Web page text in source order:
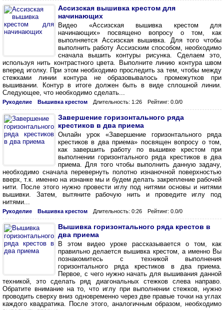
Ассизская вышивка крестом для
начинающих
Видео «Ассизская вышивка крестом для
начинающих» посвящено вопросу о том, как
выполняется Ассизская вышивка. Для того чтобы
выполнить работу Ассизским способом, необходимо
сначала вышить контуры рисунка. Сделаем это,
используя нить контрастного цвета. Выполните линию контура швом
вперед иголку. При этом необходимо проследить за тем, чтобы между
стежками линии контура не образовывалось промежутков при
вышивании. Контур в итоге должен быть в виде сплошной линии.
Следующее, что необходимо сделать...
Рукоделие Вышивка крестом Длительность: 1:26 Рейтинг: 0.0/0
Завершение горизонтального ряда
крестиков в два приема
Онлайн урок «Завершение горизонтального ряда
крестиков в два приема» посвящен вопросу о том,
как завершить работу по вышивке крестом при
выполнении горизонтального ряда крестиков в два
приема. Для того чтобы выполнить данную задачу,
необходимо сначала перевернуть полотно изнаночной поверхностью
вверх, т.к. именно на изнанке мы и будем делать закрепление рабочей
нити. После этого нужно провести иглу под нитями основы и нитями
вышивки. Затем, вытяните рабочую нить и проведите иглу под
нитями...
Рукоделие Вышивка крестом Длительность: 0:26 Рейтинг: 0.0/0
Вышивка горизонтального ряда крестов в
два приема
В этом видео уроке рассказывается о том, как
правильно делается вышивка крестом, а именно Вы
познакомитесь с техникой выполнения
горизонтального ряда крестиков в два приема.
Первое, с чего нужно начать для вышивания данной
техникой, это сделать ряд диагональных стежков слева направо.
Обратите внимание на то, что иглу при выполнении стежков, нужно
проводить сверху вниз одновременно через две правые точки на углах
каждого квадратика. После этого, аналогичным образом, необходимо